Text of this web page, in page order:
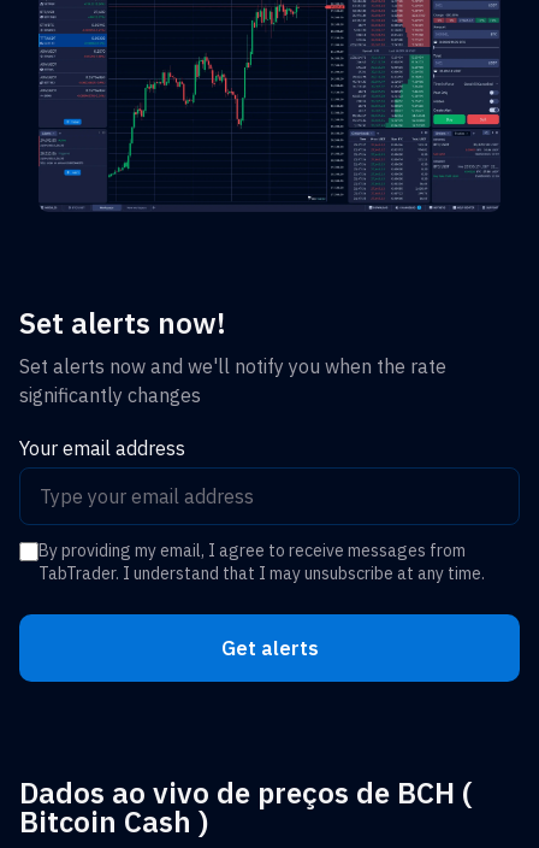
Set alerts now!
Set alerts now and we'll notify you when the rate
significantly changes
Your email address
By providing my email, I agree to receive messages from
TabTrader. I understand that I may unsubscribe at any time.
Get alerts
Dados ao vivo de preços de BCH (
Bitcoin Cash )